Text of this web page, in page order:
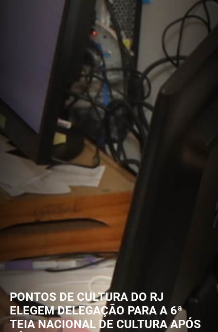
PONTOS DE CULTURA DO RJ
ELEGEM DELEGAÇÃO PARA A 6ª
TEIA NACIONAL DE CULTURA APÓS